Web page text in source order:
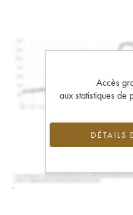
Accès
aux statistiques
DÉTAILS